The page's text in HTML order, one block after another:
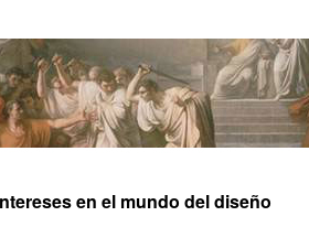
en el mundo del diseño